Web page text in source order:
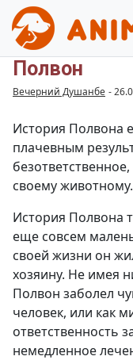
Полвон
Вечерний Душанбе -
История Полвона
плачевным
своему животному.
История Полвона
еще совсем
своей жизни он
хозяину. Не имея
Полвон заболел
человек, или как
ответственность
немедленное